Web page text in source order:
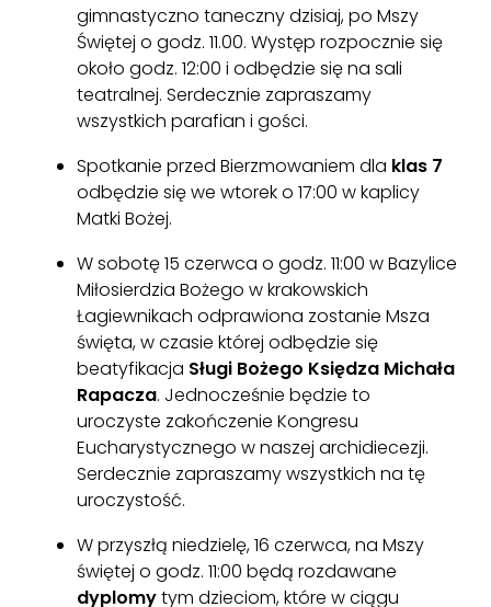
gimnastyczno taneczny dzisiaj, po Mszy
Świętej o godz. 11.00. Występ rozpocznie się
około godz. 12:00 i odbędzie się na sali
teatralnej. Serdecznie zapraszamy
wszystkich parafian i gości.
Spotkanie przed Bierzmowaniem dla klas 7
odbędzie się we wtorek o 17:00 w kaplicy
Matki Bożej.
W sobotę 15 czerwca o godz. 11:00 w Bazylice
Miłosierdzia Bożego w krakowskich
Łagiewnikach odprawiona zostanie Msza
święta, w czasie której odbędzie się
beatyfikacja Sługi Bożego Księdza Michała
Rapacza. Jednocześnie będzie to
uroczyste zakończenie Kongresu
Eucharystycznego w naszej archidiecezji.
Serdecznie zapraszamy wszystkich na tę
uroczystość.
W przyszłą niedzielę, 16 czerwca, na Mszy
świętej o godz. 11:00 będą rozdawane
dyplomytym dzieciom, które w ciągu